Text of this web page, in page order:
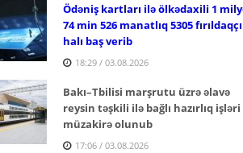
Ödəniş kartları ilə ölkədaxili 1
74 min 526 manatlıq 5305
halı baş verib
18:29 / 03.08.2026
Bakı–Tbilisi marşrutu üzrə əlavə
reysin təşkili ilə bağlı hazırlıq işləri
müzakirə olunub
17:06 / 03.08.2026